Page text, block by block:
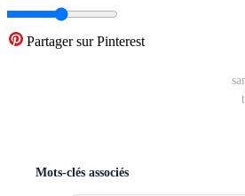
Partager sur Pinterest
Mots-clés associés